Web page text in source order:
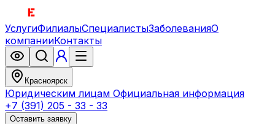
УслугиФилиалыСпециалистыЗаболеванияО
компанииКонтакты
Красноярск
Юридическим лицам Официальная информация
+7 (391) 205 - 33 - 33
Оставить заявку